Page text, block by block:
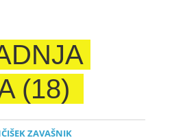
(18)
ZAVAŠNIK